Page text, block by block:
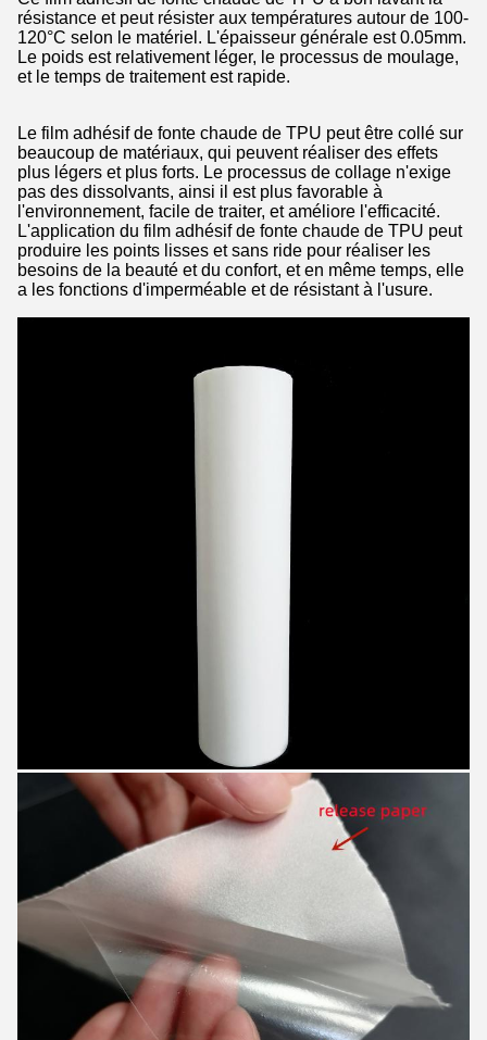
résistance et peut résister aux températures autour de 100-
120°C selon le matériel. L'épaisseur générale est 0.05mm.
Le poids est relativement léger, le processus de moulage,
et le temps de traitement est rapide.
Le film adhésif de fonte chaude de TPU peut être collé sur
beaucoup de matériaux, qui peuvent réaliser des effets
plus légers et plus forts. Le processus de collage n'exige
pas des dissolvants, ainsi il est plus favorable à
l'environnement, facile de traiter, et améliore l'efficacité.
L'application du film adhésif de fonte chaude de TPU peut
produire les points lisses et sans ride pour réaliser les
besoins de la beauté et du confort, et en même temps, elle
a les fonctions d'imperméable et de résistant à l'usure.